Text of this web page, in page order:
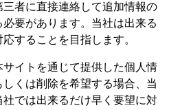
者に直接連絡して追加情報の
要があります。当社は出来る
することを目指します。
イトを通じて提供した個人情
くは削除を希望する場合、当
では出来るだけ早く要望に対